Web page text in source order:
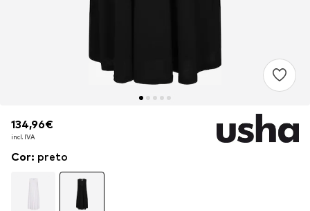
134,96€
incl. IVA
134,96€
incl. IVA
Cor: preto